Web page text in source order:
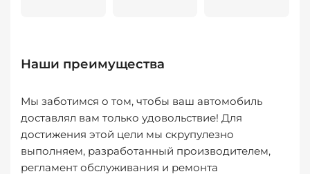
Наши преимущества
Мы заботимся о том, чтобы ваш автомобиль
доставлял вам только удовольствие! Для
достижения этой цели мы скрупулезно
выполняем, разработанный производителем,
регламент обслуживания и ремонта